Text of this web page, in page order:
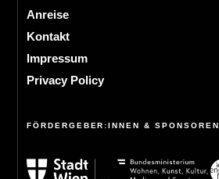
Anreise
Kontakt
Impressum
Privacy Policy
FÖRDERGEBER:INNEN & SPONSOREN